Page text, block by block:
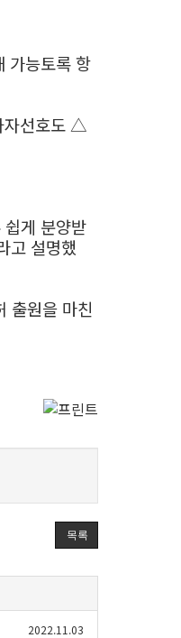
가능토록 항
자선호도 △
게 분양받
고 설명했
출원을 마친
목록
2022.11.03